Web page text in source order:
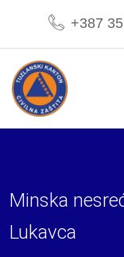
+387
Minska
Lukavca